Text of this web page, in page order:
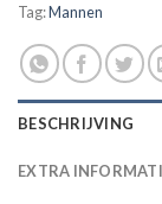
Tag:Mannen
BESCHRIJVING
EXTRA